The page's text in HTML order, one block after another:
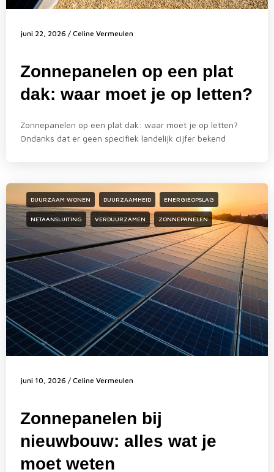
juni 22, 2026 / Celine Vermeulen
Zonnepanelen op een plat
dak: waar moet je op letten?
Zonnepanelen op een plat dak: waar moet je op letten?
Ondanks dat er geen specifiek landelijk cijfer bekend
DUURZAAM WONEN DUURZAAMHEID ENERGIEOPSLAG
NETAANSLUITING VERDUURZAMEN ZONNEPANELEN
juni 10, 2026 / Celine Vermeulen
Zonnepanelen bij
nieuwbouw: alles wat je
moet weten